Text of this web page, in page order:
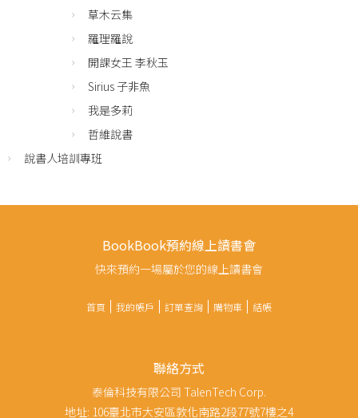
草木云集
羅理羅說
開課女王 李秋玉
Sirius 子非魚
我是多莉
哲維說書
說書人培訓專班
BookBook預約線上讀書會
快來預約一場屬於您的線上讀書會
首頁 我的帳戶 訂單查詢 購物車 結帳
聯絡方式
泰倫科技有限公司 TalenTech Corp.
地址: 106臺北市大安區敦化南路2段77號7樓之4